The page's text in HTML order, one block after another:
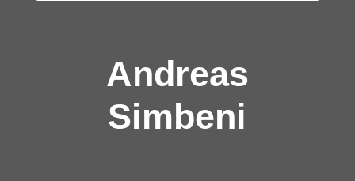
Andreas
Simbeni